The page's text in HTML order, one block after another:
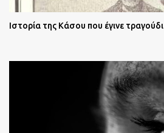
Ιστορία της Κάσου που έγινε τραγούδι